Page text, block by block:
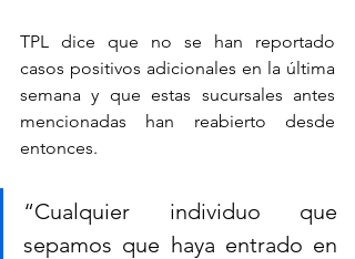
TPL dice que no se han reportado
casos positivos adicionales en la última
semana y que estas sucursales antes
mencionadas han reabierto desde
entonces.
“Cualquier individuo que
sepamos que haya entrado en